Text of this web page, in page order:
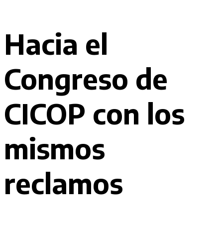
Hacia el
Congreso de
CICOP con los
mismos
reclamos